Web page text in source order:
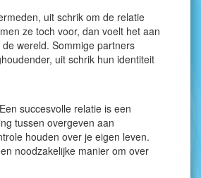
uit schrik om de relatie
ze toch voor, dan voelt het aan
wereld. Sommige partners
uit schrik hun identiteit
succesvolle relatie is een
tussen overgeven aan
houden over je eigen leven.
noodzakelijke manier om over